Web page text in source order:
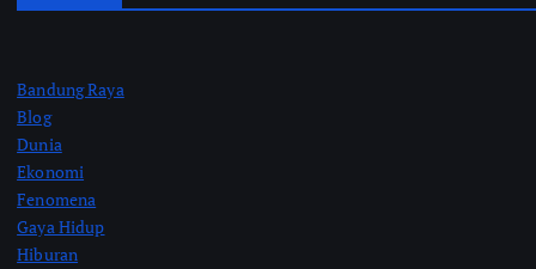
Bandung Raya
Blog
Dunia
Ekonomi
Fenomena
Gaya Hidup
Hiburan